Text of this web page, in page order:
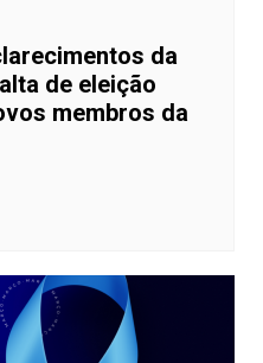
da
de eleição
membros da